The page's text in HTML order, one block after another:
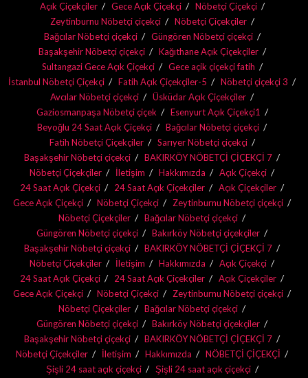
Açık Çiçekçiler
Gece Açık Çiçekçi
Nöbetçi Çiçekçi
Zeytinburnu Nöbetçi çiçekçi
Nöbetçi Çiçekçiler
Bağcılar Nöbetçi çiçekçi
Güngören Nöbetçi çiçekçi
Başakşehir Nöbetçi çiçekçi
Kağıthane Açık Çiçekçiler
Sultangazi Gece Açık Çiçekçi
Gece açik çiçekçi fatih
İstanbul Nöbetçi Çiçekçi
Fatih Açık Çiçekçiler-5
Nöbetçi çiçekçi 3
Avcılar Nöbetçi çiçekçi
Üsküdar Açık Çiçekçiler
Gaziosmanpaşa Nöbetçi çiçek
Esenyurt Açık Çiçekçi1
Beyoğlu 24 Saat Açık Çiçekçi
Bağcılar Nöbetçi çiçekçi
Fatih Nöbetçi Çiçekçiler
Sarıyer Nöbetçi çiçekçi
Başakşehir Nöbetçi çiçekçi
BAKIRKÖY NÖBETÇİ ÇİÇEKÇİ 7
Nöbetçi Çiçekçiler
İletişim Hakkımızda
Açık Çiçekçi
24 Saat Açık Çiçekçi
24 Saat Açık Çiçekçiler
Açık Çiçekçiler
Gece Açık Çiçekçi
Nöbetçi Çiçekçi
Zeytinburnu Nöbetçi çiçekçi
Nöbetçi Çiçekçiler
Bağcılar Nöbetçi çiçekçi
Güngören Nöbetçi çiçekçi
Bakırköy Nöbetçi çiçekçiler
Başakşehir Nöbetçi çiçekçi
BAKIRKÖY NÖBETÇİ ÇİÇEKÇİ 7
Nöbetçi Çiçekçiler
İletişim Hakkımızda
Açık Çiçekçi
24 Saat Açık Çiçekçi
24 Saat Açık Çiçekçiler
Açık Çiçekçiler
Gece Açık Çiçekçi
Nöbetçi Çiçekçi
Zeytinburnu Nöbetçi çiçekçi
Nöbetçi Çiçekçiler
Bağcılar Nöbetçi çiçekçi
Güngören Nöbetçi çiçekçi
Bakırköy Nöbetçi çiçekçiler
Başakşehir Nöbetçi çiçekçi
BAKIRKÖY NÖBETÇİ ÇİÇEKÇİ 7
Nöbetçi Çiçekçiler
İletişim Hakkımızda
NÖBETÇİ ÇİÇEKÇİ
Şişli 24 saat açık çiçekçi
Şişli 24 saat açık çiçekçi